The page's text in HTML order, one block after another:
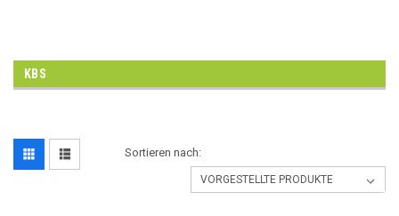
KBS
Sortieren nach: